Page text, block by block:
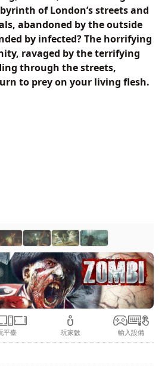
of London’s streets and
abandoned by the outside
by infected? The horrifying
ravaged by the terrifying
through the streets,
to prey on your living flesh.
平臺 玩家數 輸入設備